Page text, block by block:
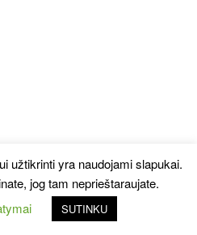
užtikrinti yra naudojami slapukai.
jog tam neprieštaraujate.
SUTINKU